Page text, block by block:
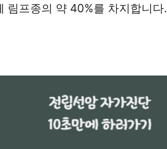
림프종의 약 40%를 차지합니다.